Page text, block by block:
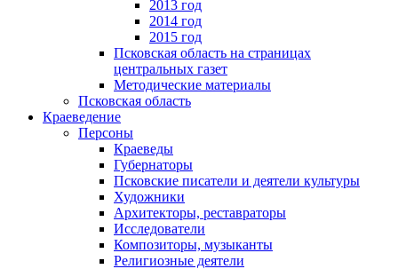
2013 год
2014 год
2015 год
Псковская область на страницах
центральных газет
Методические материалы
Псковская область
Краеведение
Персоны
Краеведы
Губернаторы
Псковские писатели и деятели культуры
Художники
Архитекторы, реставраторы
Исследователи
Композиторы, музыканты
Религиозные деятели